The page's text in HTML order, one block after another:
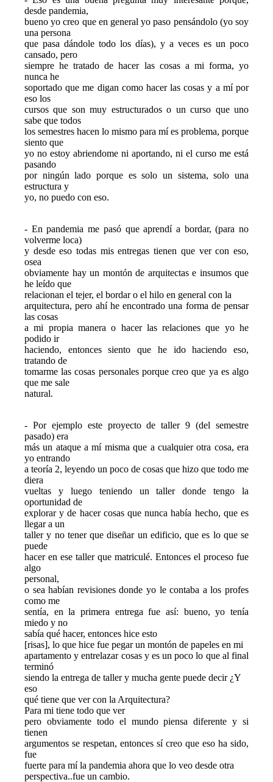
desde pandemia,
bueno yo creo que en general yo paso pensándolo (yo soy
una persona
que pasa dándole todo los días), y a veces es un poco
cansado, pero
siempre he tratado de hacer las cosas a mi forma, yo
nunca he
soportado que me digan como hacer las cosas y a mí por
eso los
cursos que son muy estructurados o un curso que uno
sabe que todos
los semestres hacen lo mismo para mí es problema, porque
siento que
yo no estoy abriendome ni aportando, ni el curso me está
pasando
por ningún lado porque es solo un sistema, solo una
estructura y
yo, no puedo con eso.
- En pandemia me pasó que aprendí a bordar, (para no
volverme loca)
y desde eso todas mis entregas tienen que ver con eso,
osea
obviamente hay un montón de arquitectas e insumos que
he leído que
relacionan el tejer, el bordar o el hilo en general con la
arquitectura, pero ahí he encontrado una forma de pensar
las cosas
a mi propia manera o hacer las relaciones que yo he
podido ir
haciendo, entonces siento que he ido haciendo eso,
tratando de
tomarme las cosas personales porque creo que ya es algo
que me sale
natural.
- Por ejemplo este proyecto de taller 9 (del semestre
pasado) era
más un ataque a mí misma que a cualquier otra cosa, era
yo entrando
a teoría 2, leyendo un poco de cosas que hizo que todo me
diera
vueltas y luego teniendo un taller donde tengo la
oportunidad de
explorar y de hacer cosas que nunca había hecho, que es
llegar a un
taller y no tener que diseñar un edificio, que es lo que se
puede
hacer en ese taller que matriculé. Entonces el proceso fue
algo
personal,
o sea habían revisiones donde yo le contaba a los profes
como me
sentía, en la primera entrega fue así: bueno, yo tenía
miedo y no
sabía qué hacer, entonces hice esto
[risas], lo que hice fue pegar un montón de papeles en mi
apartamento y entrelazar cosas y es un poco lo que al final
terminó
siendo la entrega de taller y mucha gente puede decir ¿Y
eso
qué tiene que ver con la Arquitectura?
Para mi tiene todo que ver
pero obviamente todo el mundo piensa diferente y si
tienen
argumentos se respetan, entonces sí creo que eso ha sido,
fue
fuerte para mí la pandemia ahora que lo veo desde otra
perspectiva..fue un cambio.